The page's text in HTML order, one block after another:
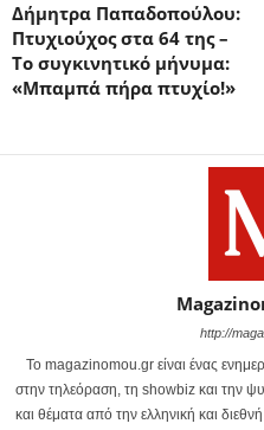
Δήμητρα Παπαδοπούλου:
Πτυχιούχος στα 64 της –
Το συγκινητικό μήνυμα:
«Μπαμπά πήρα πτυχίο!»
http://
Το magazinomou.gr είναι ένας
στην τηλεόραση, τη showbiz και την
και θέματα από την ελληνική και